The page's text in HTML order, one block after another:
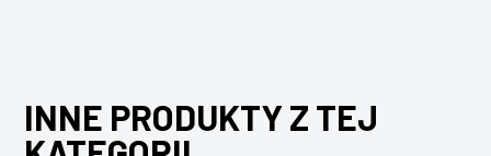
INNE PRODUKTY Z TEJ